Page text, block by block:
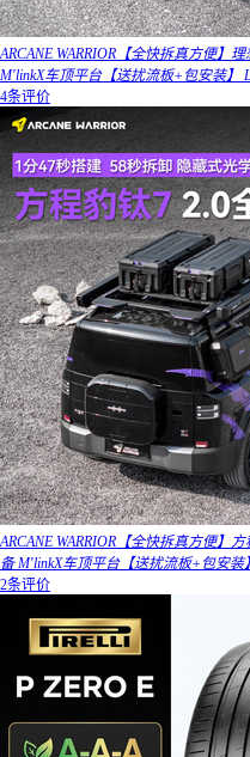
ARCANE WARRIOR【全快拆真方便】
M'linkX车顶平台【送扰流板+包安装】
4条评价
ARCANE WARRIOR【全快拆真方便】
备 M'linkX车顶平台【送扰流板+包安装
2条评价